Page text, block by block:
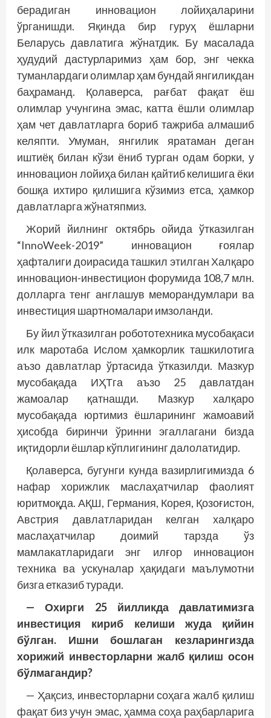
берадиган инновацион лойиҳаларини
ўрганишди. Яқинда бир гуруҳ ёшларни
Беларусь давлатига жўнатдик. Бу масалада
ҳудудий дастурларимиз ҳам бор, энг чекка
туманлардаги олимлар ҳам бундай янгиликдан
баҳраманд. Қолаверса, рағбат фақат ёш
олимлар учунгина эмас, катта ёшли олимлар
ҳам чет давлатларга бориб тажриба алмашиб
кел­япти. Умуман, янгилик яратаман деган
иштиёқ билан кўзи ёниб турган одам борки, у
инновацион лойиҳа билан қайтиб келишига ёки
бошқа ихтиро қилишига кўзимиз етса, ҳамкор
давлатларга жўнатяпмиз.
Жорий йилнинг октябрь ойида ўтказилган
“InnoWeek-2019” инновацион ғоялар
ҳафталиги доирасида ташкил этилган Халқаро
инновацион-инвестицион форумида 108,7 млн.
долларга тенг англашув меморандумлари ва
инвестиция шартномалари имзоланди.
Бу йил ўтказилган робототехника мусобақаси
илк маротаба Ислом ҳамкорлик ташкилотига
аъзо давлатлар ўртасида ўтказилди. Мазкур
мусобақада ИҲТга аъзо 25 давлатдан
жамоалар қатнашди. Мазкур халқаро
мусобақада юртимиз ёшларининг жамоавий
ҳисобда биринчи ўринни эгаллагани бизда
иқтидорли ёшлар кўплигининг далолатидир.
Қолаверса, бугунги кунда вазирлигимизда 6
нафар хорижлик маслаҳатчилар фаолият
юритмоқда. АҚШ, Германия, Корея, Қозоғистон,
Австрия давлатларидан келган халқаро
маслаҳатчилар доимий тарзда ўз
мамлакатларидаги энг илғор инновацион
техника ва ускуналар ҳақидаги маълумотни
бизга етказиб туради.
— Охирги 25 йилликда давлатимизга
инвестиция кириб келиши жуда қийин
бўлган. Ишни бошлаган кезларингизда
хорижий инвесторларни жалб қилиш осон
бўлмагандир?
— Ҳақсиз, инвесторларни соҳага жалб қилиш
фақат биз учун эмас, ҳамма соҳа раҳбарларига